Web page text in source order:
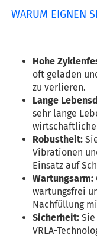
WARUM EIGNEN
Hohe
oft geladen
zu verlieren.
Lange
sehr lange
wirtschaftliche
Robustheit:
Vibrationen
Einsatz auf
Wartungsarm:
wartungsfrei
Nachfüllung
Sicherheit:
VRLA-